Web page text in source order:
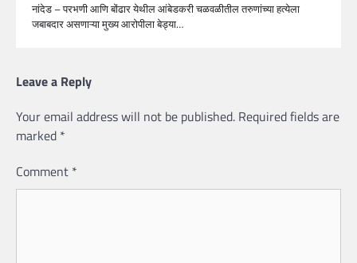
नांदेड – परभणी आणि बोंढार येथील आंबेडकरी चळवळीतील तरुणांच्या हत्येला
जबाबदार असणाऱ्या मुख्य आरोपीला बेड्या…
Leave a Reply
Your email address will not be published. Required fields are
marked *
Comment *